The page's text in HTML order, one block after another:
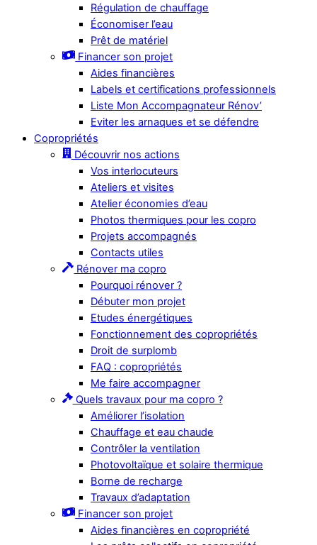
Régulation de chauffage
Économiser l’eau
Prêt de matériel
Financer son projet
Aides financières
Labels et certifications professionnels
Liste Mon Accompagnateur Rénov’
Eviter les arnaques et se défendre
Copropriétés
Découvrir nos actions
Vos interlocuteurs
Ateliers et visites
Atelier économies d’eau
Photos thermiques pour les copro
Projets accompagnés
Contacts utiles
Rénover ma copro
Pourquoi rénover ?
Débuter mon projet
Etudes énergétiques
Fonctionnement des copropriétés
Droit de surplomb
FAQ : copropriétés
Me faire accompagner
Quels travaux pour ma copro ?
Améliorer l’isolation
Chauffage et eau chaude
Contrôler la ventilation
Photovoltaïque et solaire thermique
Borne de recharge
Travaux d’adaptation
Financer son projet
Aides financières en copropriété